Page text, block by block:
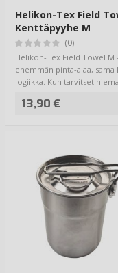
Helikon-Tex Field
Kenttäpyyhe M
(0)
Helikon-Tex Field Towel M -
enemmän pinta-alaa, sama
logiikka. Kun tarvitset
13,90 €